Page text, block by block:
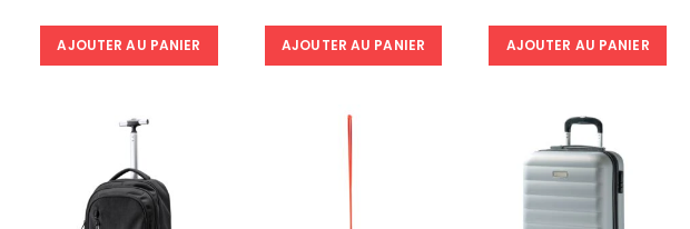
AJOUTER AU PANIER AJOUTER AU PANIER AJOUTER AU PANIER